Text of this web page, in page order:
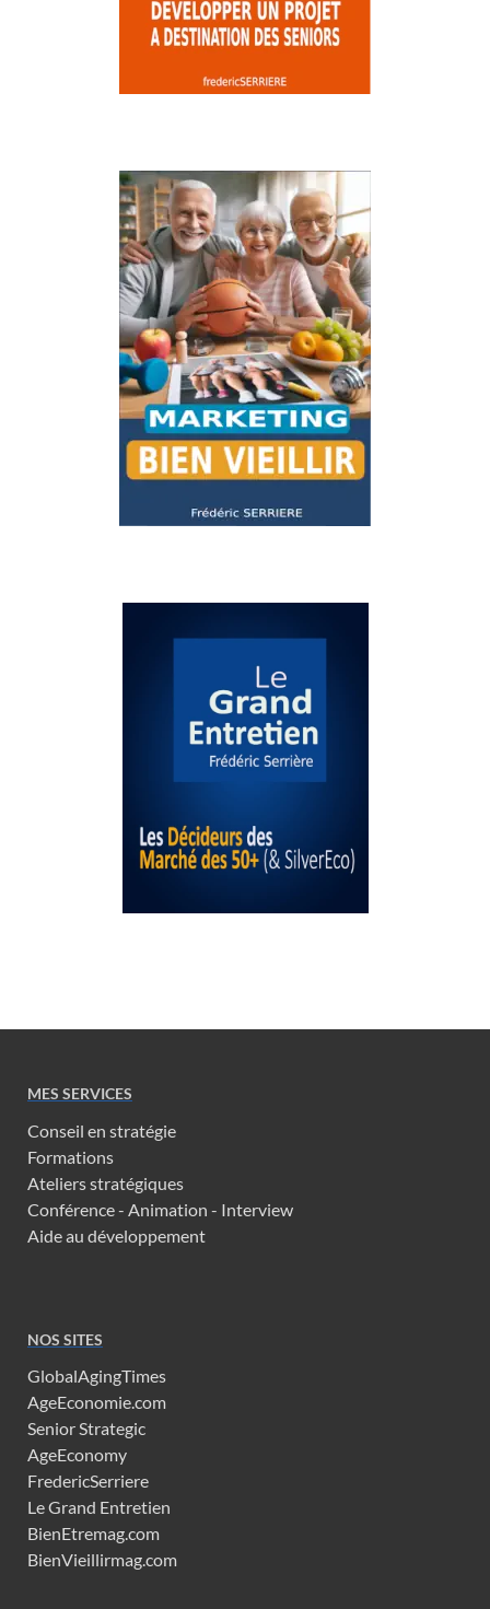
MES SERVICES
Conseil en stratégie
Formations
Ateliers stratégiques
Conférence - Animation - Interview
Aide au développement
NOS SITES
GlobalAgingTimes
AgeEconomie.com
Senior Strategic
AgeEconomy
FredericSerriere
Le Grand Entretien
BienEtremag.com
BienVieillirmag.com